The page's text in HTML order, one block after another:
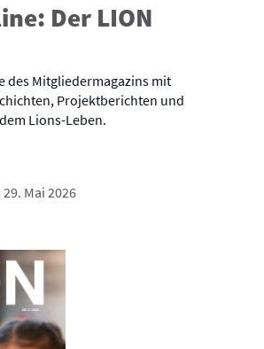
Der LION
des Mitgliedermagazins mit
Projektberichten und
Lions-Leben.
Mai 2026